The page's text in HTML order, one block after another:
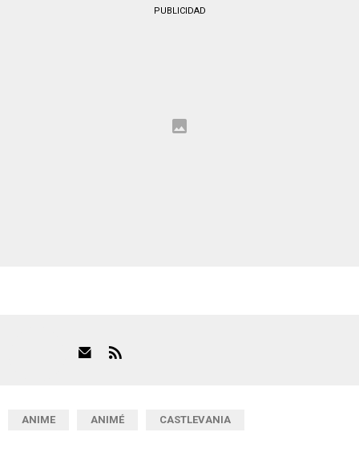
PUBLICIDAD
ANIME ANIMÉ CASTLEVANIA